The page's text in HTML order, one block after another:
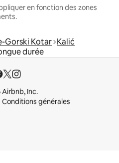
en fonction des zones
Gorski Kotar Kalić
durée
Inc.
Conditions générales